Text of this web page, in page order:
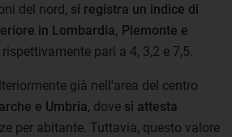
del nord, si registra un indice di
in Lombardia, Piemonte e
rispettivamente pari a 4, 3,2 e 7,5.
già nell'area del centro
e Umbria, dove si attesta
per abitante. Tuttavia, questo valore